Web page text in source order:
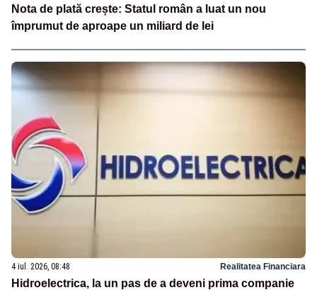
Nota de plată crește: Statul român a luat un nou
împrumut de aproape un miliard de lei
4 iul. 2026, 08:48 Realitatea Financiara
Hidroelectrica, la un pas de a deveni prima companie